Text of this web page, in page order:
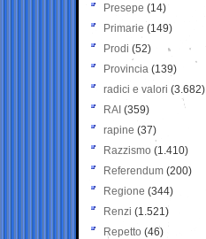
Presepe (14)
Primarie (149)
Prodi (52)
Provincia (139)
radici e valori (3.682)
RAI (359)
rapine (37)
Razzismo (1.410)
Referendum (200)
Regione (344)
Renzi (1.521)
Repetto (46)